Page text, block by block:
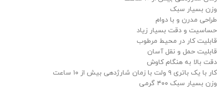
وزن بسیار سبک
طراحی مدرن و با دوام
حساسیت و دقت بسیار زیاد
قابلیت کار در محیط مرطوب
قابلیت حمل و نقل آسان
دقت بالا به هنگام کاوش
کار با یک باتری ۹ ولت با زمان شارژدهی بیش از ۱۰ ساعت
وزن بسیار سبک ۴۰۰ گرمی